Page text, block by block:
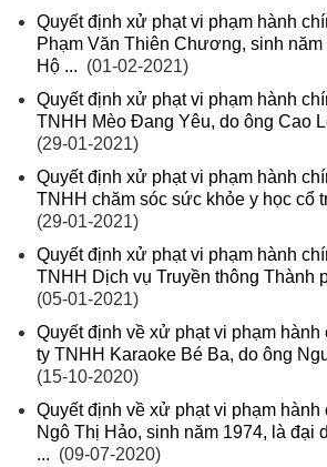
Quyết định xử phạt vi phạm hành
Phạm Văn Thiên Chương, sinh
Hộ ... (01-02-2021)
Quyết định xử phạt vi phạm hành
TNHH Mèo Đang Yêu, do ông Cao
(29-01-2021)
Quyết định xử phạt vi phạm hành
TNHH chăm sóc sức khỏe y học cổ
(29-01-2021)
Quyết định xử phạt vi phạm hành
TNHH Dịch vụ Truyền thông Thành
(05-01-2021)
Quyết định về xử phạt vi phạm
ty TNHH Karaoke Bé Ba, do ông
(15-10-2020)
Quyết định về xử phạt vi phạm
Ngô Thị Hảo, sinh năm 1974, là đại
... (09-07-2020)